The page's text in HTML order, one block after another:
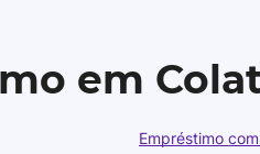
em
Empréstimo